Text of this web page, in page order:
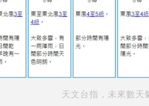
天文台指，未來數天